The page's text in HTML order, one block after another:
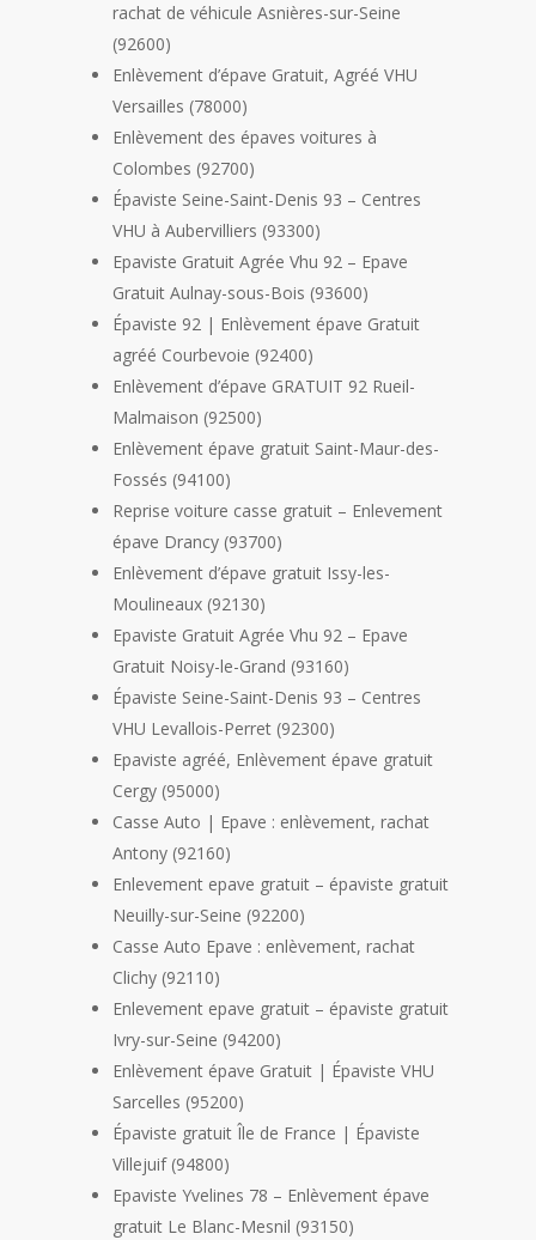
rachat de véhicule Asnières-sur-Seine
(92600)
Enlèvement d’épave Gratuit, Agréé VHU
Versailles (78000)
Enlèvement des épaves voitures à
Colombes (92700)
Épaviste Seine-Saint-Denis 93 – Centres
VHU à Aubervilliers (93300)
Epaviste Gratuit Agrée Vhu 92 – Epave
Gratuit Aulnay-sous-Bois (93600)
Épaviste 92 | Enlèvement épave Gratuit
agréé Courbevoie (92400)
Enlèvement d’épave GRATUIT 92 Rueil-
Malmaison (92500)
Enlèvement épave gratuit Saint-Maur-des-
Fossés (94100)
Reprise voiture casse gratuit – Enlevement
épave Drancy (93700)
Enlèvement d’épave gratuit Issy-les-
Moulineaux (92130)
Epaviste Gratuit Agrée Vhu 92 – Epave
Gratuit Noisy-le-Grand (93160)
Épaviste Seine-Saint-Denis 93 – Centres
VHU Levallois-Perret (92300)
Epaviste agréé, Enlèvement épave gratuit
Cergy (95000)
Casse Auto | Epave : enlèvement, rachat
Antony (92160)
Enlevement epave gratuit – épaviste gratuit
Neuilly-sur-Seine (92200)
Casse Auto Epave : enlèvement, rachat
Clichy (92110)
Enlevement epave gratuit – épaviste gratuit
Ivry-sur-Seine (94200)
Enlèvement épave Gratuit | Épaviste VHU
Sarcelles (95200)
Épaviste gratuit Île de France | Épaviste
Villejuif (94800)
Epaviste Yvelines 78 – Enlèvement épave
gratuit Le Blanc-Mesnil (93150)